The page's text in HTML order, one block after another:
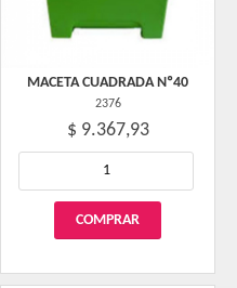
MACETA CUADRADA Nº40
2376
$ 9.367,93